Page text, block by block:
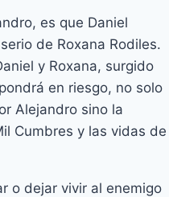
es que Daniel
de Roxana Rodiles.
y Roxana, surgido
en riesgo, no solo
Alejandro sino la
Cumbres y las vidas de
o dejar vivir al enemigo